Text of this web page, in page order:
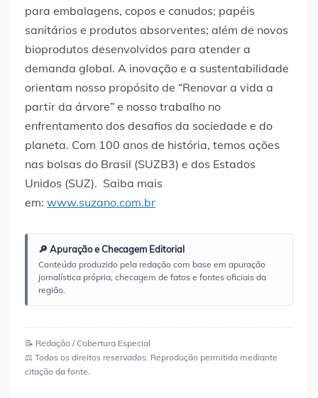
para embalagens, copos e canudos; papéis
sanitários e produtos absorventes; além de novos
bioprodutos desenvolvidos para atender a
demanda global. A inovação e a sustentabilidade
orientam nosso propósito de “Renovar a vida a
partir da árvore” e nosso trabalho no
enfrentamento dos desafios da sociedade e do
planeta. Com 100 anos de história, temos ações
nas bolsas do Brasil (SUZB3) e dos Estados
Unidos (SUZ). Saiba mais
em: www.suzano.com.br
🔎 Apuração e Checagem Editorial
Conteúdo produzido pela redação com base em apuração
jornalística própria, checagem de fatos e fontes oficiais da
região.
📝 Redação / Cobertura Especial
⚖️ Todos os direitos reservados. Reprodução permitida mediante
citação da fonte.